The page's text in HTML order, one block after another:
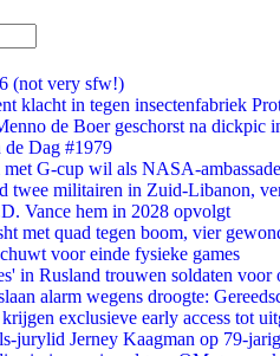
(not very sfw!)
klacht in tegen insectenfabriek
de Boer geschorst na dickpic
de Dag #1979
G-cup wil als NASA-
twee militairen in Zuid-Libanon,
Vance hem in 2028 opvolgt
met quad tegen boom, vier
voor einde fysieke games
in Rusland trouwen soldaten voor
alarm wegens droogte:
exclusieve early access tot
jurylid Jerney Kaagman op 79-